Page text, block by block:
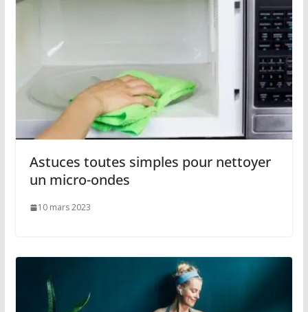
Astuces toutes simples pour nettoyer
un micro-ondes
10 mars 2023